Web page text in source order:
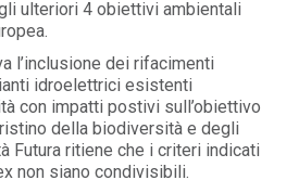
ulteriori 4 obiettivi ambientali
l’inclusione dei rifacimenti
idroelettrici esistenti
con impatti postivi sull’obiettivo
della biodiversità e degli
Futura ritiene che i criteri indicati
non siano condivisibili.